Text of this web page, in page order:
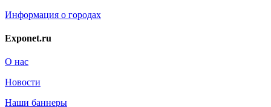
Информация о городах
Exponet.ru
О нас
Новости
Наши баннеры